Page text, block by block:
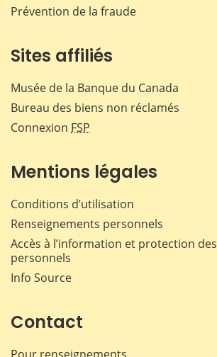
Prévention de la fraude
Sites affiliés
Musée de la Banque du Canada
Bureau des biens non réclamés
Connexion FSP
Mentions légales
Conditions d’utilisation
Renseignements personnels
Accès à l’information et protection
personnels
Info Source
Contact